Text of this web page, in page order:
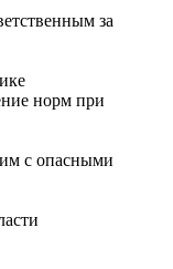
за
норм при
с опасными